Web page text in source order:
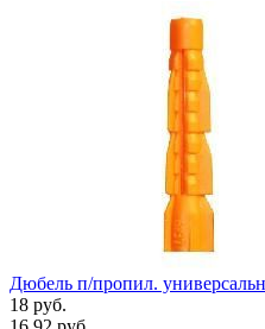
Дюбель п/пропил.
18 руб.